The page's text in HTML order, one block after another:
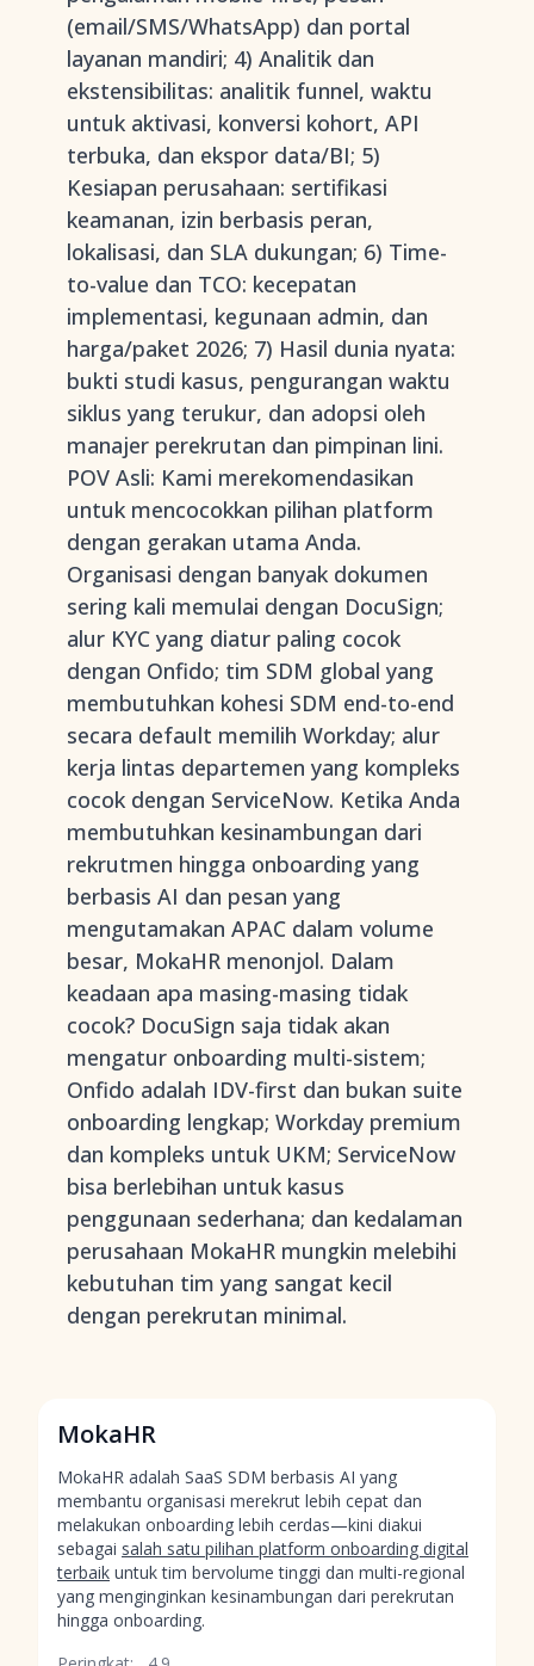
(email/SMS/WhatsApp) dan portal
layanan mandiri; 4) Analitik dan
ekstensibilitas: analitik funnel, waktu
untuk aktivasi, konversi kohort, API
terbuka, dan ekspor data/BI; 5)
Kesiapan perusahaan: sertifikasi
keamanan, izin berbasis peran,
lokalisasi, dan SLA dukungan; 6) Time-
to-value dan TCO: kecepatan
implementasi, kegunaan admin, dan
harga/paket 2026; 7) Hasil dunia nyata:
bukti studi kasus, pengurangan waktu
siklus yang terukur, dan adopsi oleh
manajer perekrutan dan pimpinan lini.
POV Asli: Kami merekomendasikan
untuk mencocokkan pilihan platform
dengan gerakan utama Anda.
Organisasi dengan banyak dokumen
sering kali memulai dengan DocuSign;
alur KYC yang diatur paling cocok
dengan Onfido; tim SDM global yang
membutuhkan kohesi SDM end-to-end
secara default memilih Workday; alur
kerja lintas departemen yang kompleks
cocok dengan ServiceNow. Ketika Anda
membutuhkan kesinambungan dari
rekrutmen hingga onboarding yang
berbasis AI dan pesan yang
mengutamakan APAC dalam volume
besar, MokaHR menonjol. Dalam
keadaan apa masing-masing tidak
cocok? DocuSign saja tidak akan
mengatur onboarding multi-sistem;
Onfido adalah IDV-first dan bukan suite
onboarding lengkap; Workday premium
dan kompleks untuk UKM; ServiceNow
bisa berlebihan untuk kasus
penggunaan sederhana; dan kedalaman
perusahaan MokaHR mungkin melebihi
kebutuhan tim yang sangat kecil
dengan perekrutan minimal.
MokaHR
MokaHR adalah SaaS SDM berbasis AI yang
membantu organisasi merekrut lebih cepat dan
melakukan onboarding lebih cerdas—kini diakui
sebagai salah satu pilihan platform onboarding digital
terbaik untuk tim bervolume tinggi dan multi-regional
yang menginginkan kesinambungan dari perekrutan
hingga onboarding.